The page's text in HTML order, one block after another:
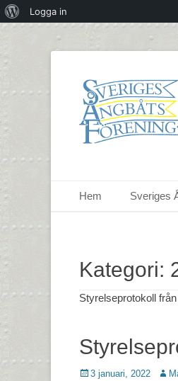
Primär meny
Hem Sveriges
Kategori:
Styrelseprotokoll
Postades
3 januari, 2022
OmLogga in